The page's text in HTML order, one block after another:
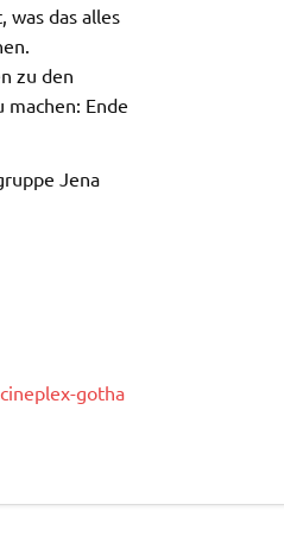
was das alles
zu den
Ende
Jena
gotha